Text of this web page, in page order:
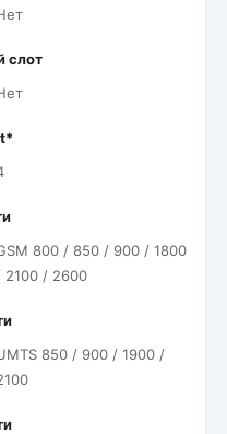
слот
800 / 850 / 900 / 1800
2100 / 2600
850 / 900 / 1900 /